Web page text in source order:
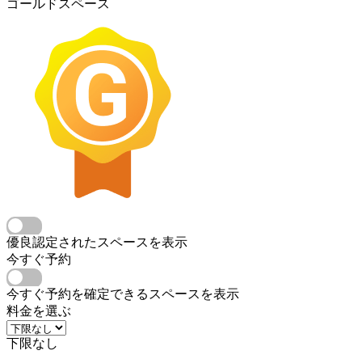
ゴールドスペース
優良認定されたスペースを表示
今すぐ予約
今すぐ予約を確定できるスペースを表示
料金を選ぶ
下限なし